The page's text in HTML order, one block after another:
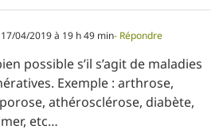
17/04/2019 à 19 h 49 min- Répondre
possible s’il s’agit de maladies
Exemple : arthrose,
athérosclérose, diabète,
etc…